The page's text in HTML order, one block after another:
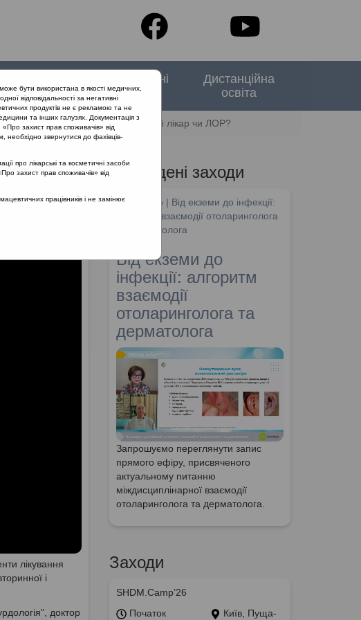
Спеціальні
випуски
Дистанційна
освіта
із загостренням ХРС: сімейний лікар чи ЛОР?
із
лікування
і
доктор
Проведені заходи
SHDM.info | Від екземи до інфекції:
алгоритм взаємодії отоларинголога
та дерматолога
Від екземи до
інфекції: алгоритм
взаємодії
отоларинголога та
дерматолога
Запрошуємо переглянути запис
прямого ефіру, присвяченого
актуальному питанню
міждисциплінарної взаємодії
отоларинголога та дерматолога.
Заходи
SHDM.Camp’26
Початок
Київ, Пуща-
бути використана в якості медичних,
відповідальності за негативні
продуктів не є рекламою та не
та інших галузях. Документація з
захист прав споживачів» від
необхідно звернутися до фахівців-
про лікарські та косметичні засоби
захист прав споживачів» від
працівників і не замінює